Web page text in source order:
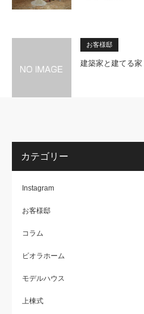
お客様邸
建築家と建てる家
カテゴリー
Instagram
お客様邸
コラム
ビオラホーム
モデルハウス
上棟式